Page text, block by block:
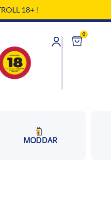
18+ !
0
Cart
MODDAR